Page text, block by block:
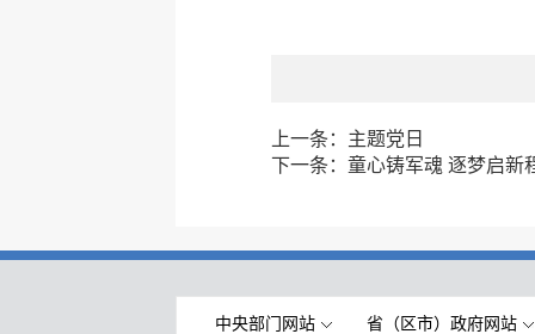
上一条： 主题党日
下一条： 童心铸军魂 逐梦启新
中央部门网站 省（区市）政府网站